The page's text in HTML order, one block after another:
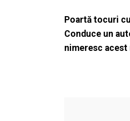
Poartă tocuri
Conduce un
nimeresc